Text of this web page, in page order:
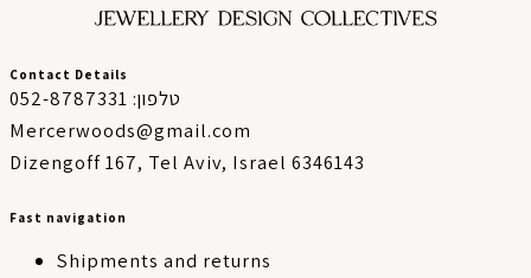
Contact Details
טלפון: 052-8787331
Mercerwoods@gmail.com
Dizengoff 167, Tel Aviv, Israel 6346143
Fast navigation
Shipments and returns